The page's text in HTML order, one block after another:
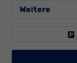
Weitere